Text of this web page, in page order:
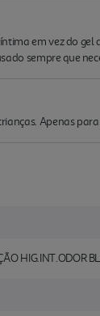
em vez do
sempre que
Apenas
HIG.INT.ODOR